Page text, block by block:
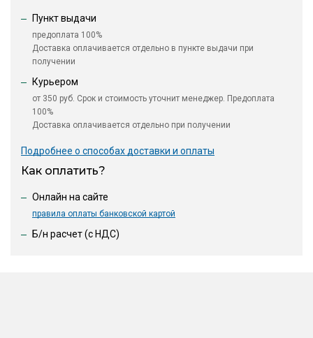
Пункт выдачи
предоплата 100%
Доставка оплачивается отдельно в пункте выдачи при
получении
Курьером
от 350 руб. Срок и стоимость уточнит менеджер. Предоплата
100%
Доставка оплачивается отдельно при получении
Подробнее о способах доставки и оплаты
Как оплатить?
Онлайн на сайте
правила оплаты банковской картой
Б/н расчет (c НДС)